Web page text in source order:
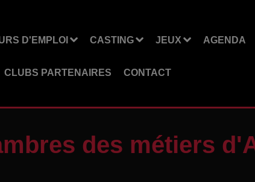
D'EMPLOI CASTING JEUX AGENDA
CLUBS PARTENAIRES CONTACT
des métiers